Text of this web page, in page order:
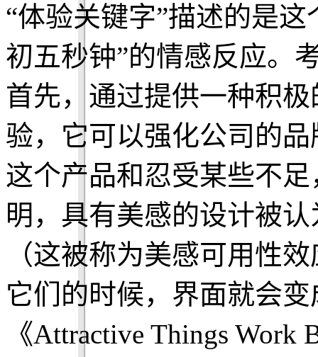
“体验关键字”描述的是
初五秒钟”的情感反应。
首先，通过提供一种积
验，它可以强化公司的
这个产品和忍受某些不
明，具有美感的设计被
（这被称为美感可用性
它们的时候，界面就会
《Attractive Things